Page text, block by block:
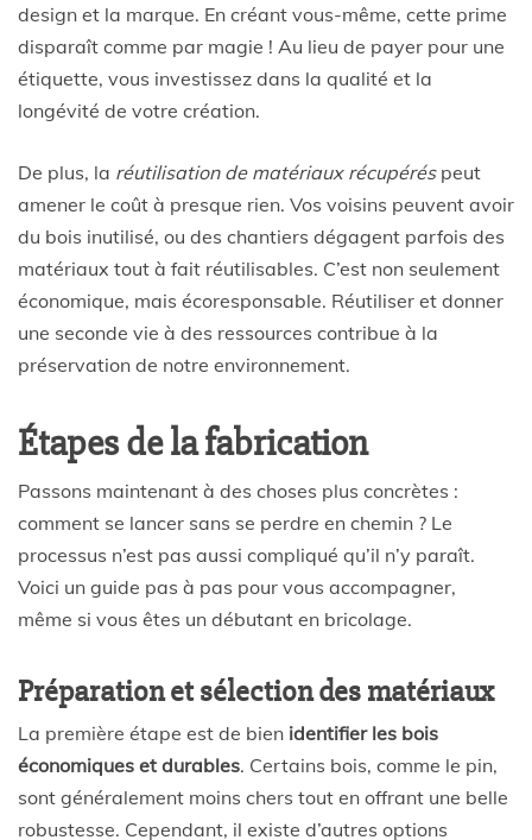
design et la marque. En créant vous-même, cette prime
disparaît comme par magie ! Au lieu de payer pour une
étiquette, vous investissez dans la qualité et la
longévité de votre création.
De plus, la réutilisation de matériaux récupéréspeut
amener le coût à presque rien. Vos voisins peuvent avoir
du bois inutilisé, ou des chantiers dégagent parfois des
matériaux tout à fait réutilisables. C’est non seulement
économique, mais écoresponsable. Réutiliser et donner
une seconde vie à des ressources contribue à la
préservation de notre environnement.
Étapes de la fabrication
Passons maintenant à des choses plus concrètes :
comment se lancer sans se perdre en chemin ? Le
processus n’est pas aussi compliqué qu’il n’y paraît.
Voici un guide pas à pas pour vous accompagner,
même si vous êtes un débutant en bricolage.
Préparation et sélection des matériaux
La première étape est de bien identifier les bois
économiques et durables. Certains bois, comme le pin,
sont généralement moins chers tout en offrant une belle
robustesse. Cependant, il existe d’autres options